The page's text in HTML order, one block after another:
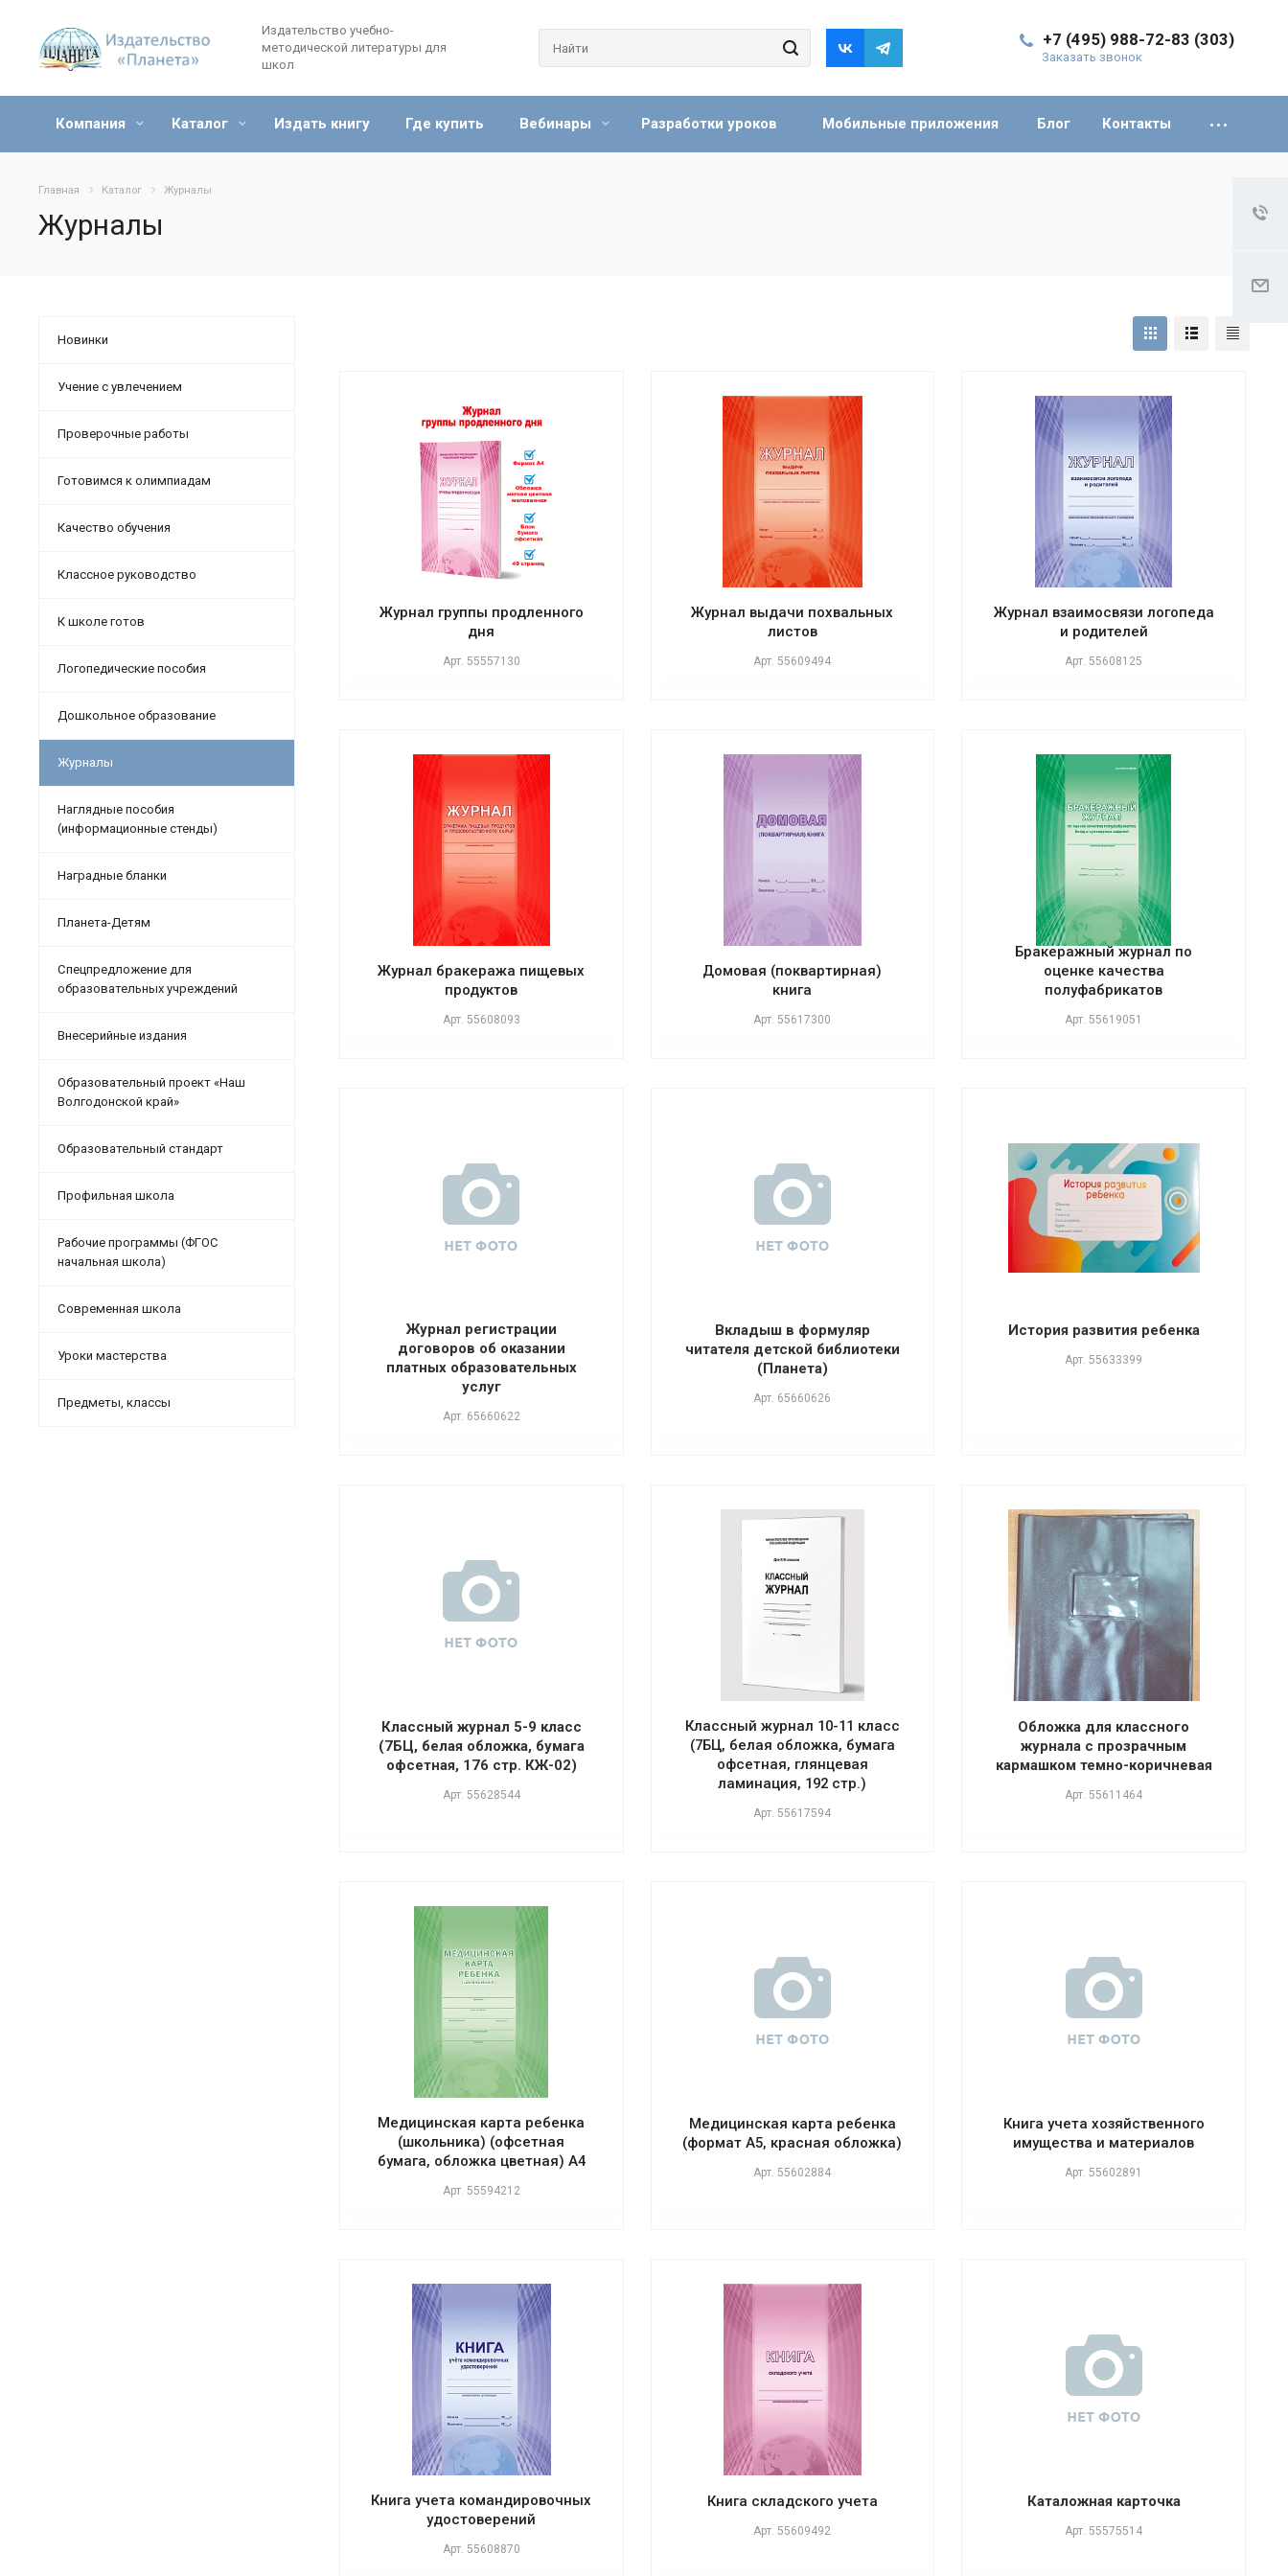
Издательство учебно-
методической литературы для
школ
+7 (495) 988-72-83 (303)
Заказать звонок
Компания Каталог Издать книгу Где купить Вебинары Разработки уроков Мобильные приложения Блог Контакты
Главная Каталог Журналы
Журналы
Журнал группы продленного
дня
Арт. 55557130
Журнал выдачи похвальных
листов
Арт. 55609494
Журнал взаимосвязи логопеда
и родителей
Арт. 55608125
Журнал бракеража пищевых
продуктов
Арт. 55608093
Домовая (поквартирная)
книга
Арт. 55617300
Бракеражный журнал по
оценке качества
полуфабрикатов
Арт. 55619051
Журнал регистрации
договоров об оказании
платных образовательных
услуг
Арт. 65660622
Вкладыш в формуляр
читателя детской библиотеки
(Планета)
Арт. 65660626
История развития ребенка
Арт. 55633399
Классный журнал 5-9 класс
(7БЦ, белая обложка, бумага
офсетная, 176 стр. КЖ-02)
Арт. 55628544
Классный журнал 10-11 класс
(7БЦ, белая обложка, бумага
офсетная, глянцевая
ламинация, 192 стр.)
Арт. 55617594
Обложка для классного
журнала с прозрачным
кармашком темно-коричневая
Арт. 55611464
Медицинская карта ребенка
(школьника) (офсетная
бумага, обложка цветная) А4
Арт. 55594212
Медицинская карта ребенка
(формат А5, красная обложка)
Арт. 55602884
Книга учета хозяйственного
имущества и материалов
Арт. 55602891
Книга учета командировочных
удостоверений
Арт. 55608870
Книга складского учета
Арт. 55609492
Каталожная карточка
Арт. 55575514
Новинки
Учение с увлечением
Проверочные работы
Готовимся к олимпиадам
Качество обучения
Классное руководство
К школе готов
Логопедические пособия
Дошкольное образование
Журналы
Наглядные пособия
(информационные стенды)
Наградные бланки
Планета-Детям
Спецпредложение для
образовательных учреждений
Внесерийные издания
Образовательный проект «Наш
Волгодонской край»
Образовательный стандарт
Профильная школа
Рабочие программы (ФГОС
начальная школа)
Современная школа
Уроки мастерства
Предметы, классы